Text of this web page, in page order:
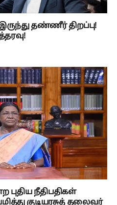
தண்ணீர் திறப்பு!
நீதிபதிகள்
குடியரசுத் தலைவர்